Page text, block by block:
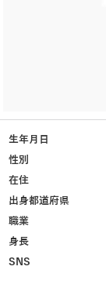
生年月日
性別
在住
出身都道府県
職業
身長
SNS